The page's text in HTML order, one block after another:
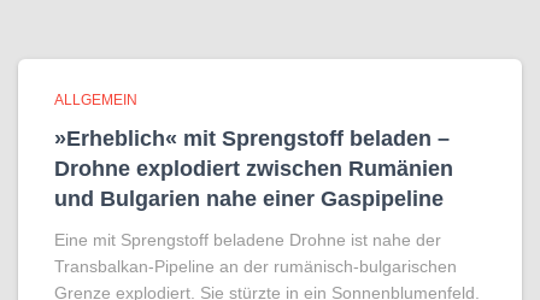
ALLGEMEIN
»Erheblich« mit Sprengstoff beladen –
Drohne explodiert zwischen Rumänien
und Bulgarien nahe einer Gaspipeline
Eine mit Sprengstoff beladene Drohne ist nahe der
Transbalkan-Pipeline an der rumänisch-bulgarischen
Grenze explodiert. Sie stürzte in ein Sonnenblumenfeld.